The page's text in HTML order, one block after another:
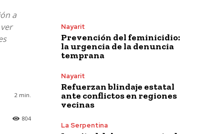
a
2 min.
804
Nayarit
Prevención del feminicidio:
la urgencia de la denuncia
temprana
Nayarit
Refuerzan blindaje estatal
ante conflictos en regiones
vecinas
La Serpentina